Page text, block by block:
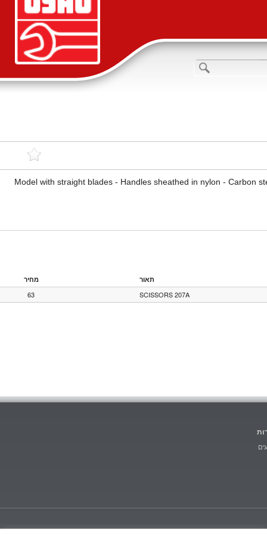
Model with straight blades - Handles sheathed in nylon - Carbon
תאור מחיר
SCISSORS 207A
63